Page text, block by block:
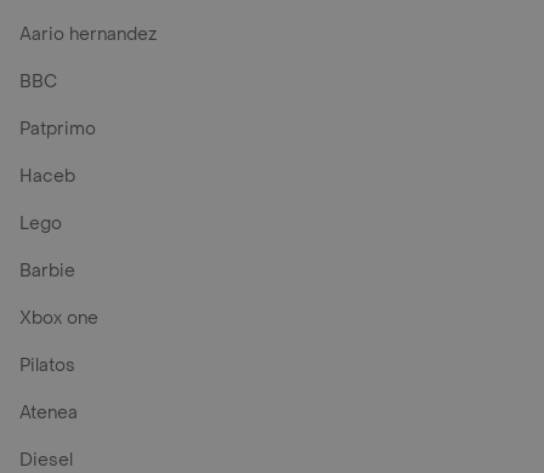
Aario hernandez
BBC
Patprimo
Haceb
Lego
Barbie
Xbox one
Pilatos
Atenea
Diesel